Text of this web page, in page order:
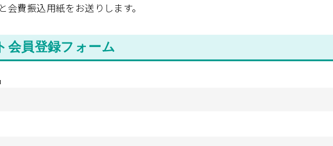
会費振込用紙をお送りします。
会員登録フォーム